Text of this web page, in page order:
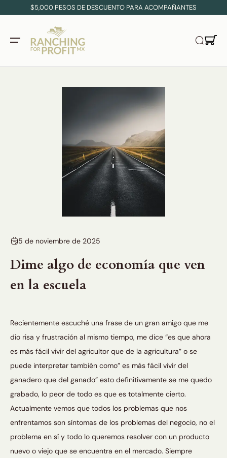
$5,000 PESOS DE DESCUENTO PARA ACOMPAÑANTES
5 de noviembre de 2025
Dime algo de economía que ven
en la escuela
Recientemente escuché una frase de un gran amigo que me
dio risa y frustración al mismo tiempo, me dice “es que ahora
es más fácil vivir del agricultor que de la agricultura” o se
puede interpretar también como” es más fácil vivir del
ganadero que del ganado” esto definitivamente se me quedo
grabado, lo peor de todo es que es totalmente cierto.
Actualmente vemos que todos los problemas que nos
enfrentamos son síntomas de los problemas del negocio, no el
problema en sí y todo lo queremos resolver con un producto
nuevo o viejo que se encuentra en el mercado. Siempre